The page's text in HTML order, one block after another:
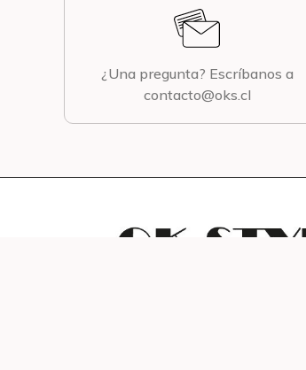
¿Una pregunta? Escríbanos a
contacto@oks.cl